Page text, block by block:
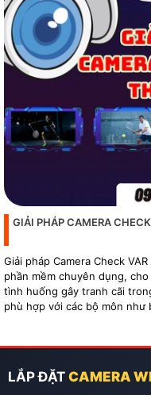
GIẢI PHÁP CAMERA
Giải pháp Camera Check
phần mềm chuyên dụng,
tình huống gây tranh cãi
phù hợp với các bộ môn như
LẮP ĐẶT CAMERA